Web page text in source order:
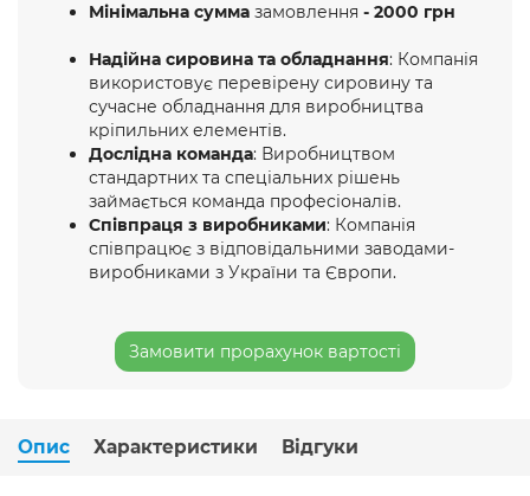
Мінімальна сумма замовлення - 2000 грн
Надійна сировина та обладнання: Компанія
використовує перевірену сировину та
сучасне обладнання для виробництва
кріпильних елементів.
Дослідна команда: Виробництвом
стандартних та спеціальних рішень
займається команда професіоналів.
Співпраця з виробниками: Компанія
співпрацює з відповідальними заводами-
виробниками з України та Європи.
Замовити прорахунок вартості
Опис Характеристики Відгуки